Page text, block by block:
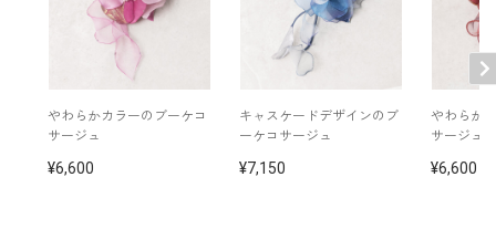
わらかカラーのブーケコ
サージュ
6,600
キャスケードデザインのブ
ーケコサージュ
7,150
わらかカ
サージュ
6,600